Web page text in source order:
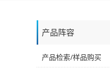
产品阵容
产品检索/样品购买